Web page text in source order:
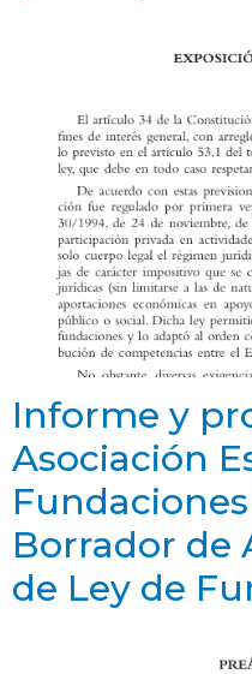
Informe y
Asociación
Borrador de
de Ley de